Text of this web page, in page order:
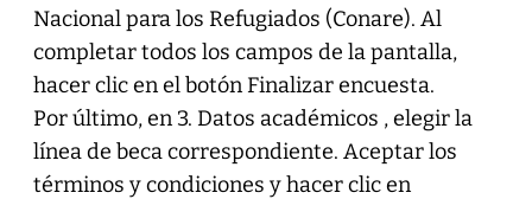
Nacional para los Refugiados (Conare). Al
completar todos los campos de la pantalla,
hacer clic en el botón Finalizar encuesta.
Por último, en 3. Datos académicos , elegir la
línea de beca correspondiente. Aceptar los
términos y condiciones y hacer clic en